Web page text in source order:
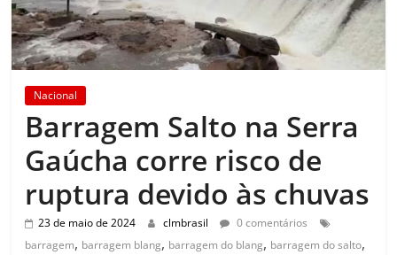
Nacional
Barragem Salto na Serra
Gaúcha corre risco de
ruptura devido às chuvas
23 de maio de 2024 clmbrasil
0 comentários
barragem, barragem blang, barragem do blang, barragem do salto,